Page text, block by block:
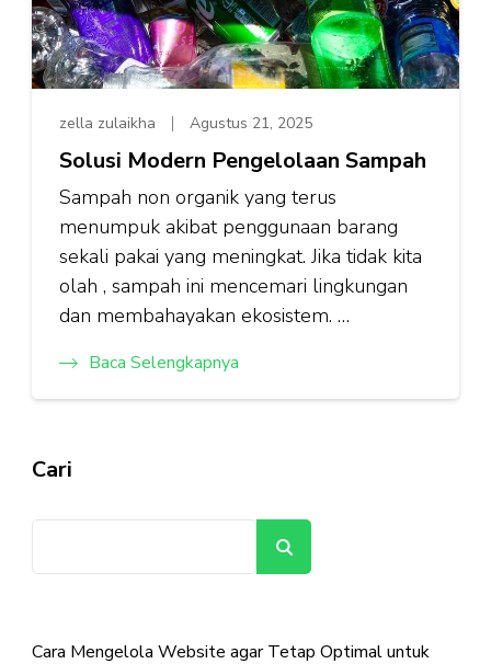
zella zulaikha Agustus 21, 2025
Solusi Modern Pengelolaan Sampah
Sampah non organik yang terus
menumpuk akibat penggunaan barang
sekali pakai yang meningkat. Jika tidak kita
olah , sampah ini mencemari lingkungan
dan membahayakan ekosistem. …
Baca Selengkapnya
Cari
Cara Mengelola Website agar Tetap Optimal untuk